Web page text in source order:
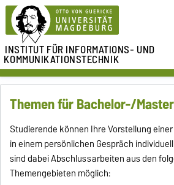
INSTITUT FÜRINFORMATIONS- UND
KOMMUNIKATIONSTECHNIK
Themen für Bachelor-/
Studierende können Ihre Vorstellung
in einem persönlichen Gespräch
sind dabei Abschlussarbeiten aus den
Themengebieten möglich: